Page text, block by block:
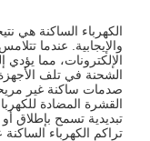
الكهرباء الساكنة هي
والإيجابية. عندما
الإلكترونات، مما
الشحنة في تلف
صدمات ساكنة غير
القشرة المضادة
تبديدية تسمح بإطلاق أو
تراكم الكهرباء